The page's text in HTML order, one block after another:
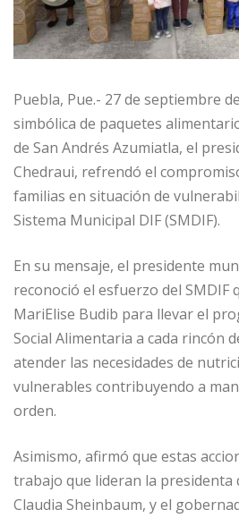
Puebla, Pue.- 27 de septiembre
simbólica de paquetes
de San Andrés Azumiatla, el
Chedraui, refrendó el
familias en situación de
Sistema Municipal DIF (SMDIF).
En su mensaje, el presidente
reconoció el esfuerzo del SMDIF
MariElise Budib para llevar el
Social Alimentaria a cada rincón
atender las necesidades de
vulnerables contribuyendo a
orden.
Asimismo, afirmó que estas
trabajo que lideran la presidenta
Claudia Sheinbaum, y el